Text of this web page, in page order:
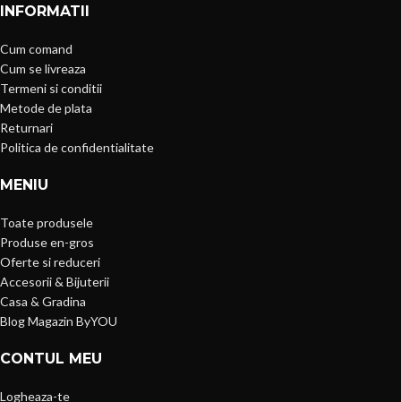
INFORMATII
Cum comand
Cum se livreaza
Termeni si conditii
Metode de plata
Returnari
Politica de confidentialitate
MENIU
Toate produsele
Produse en-gros
Oferte si reduceri
Accesorii & Bijuterii
Casa & Gradina
Blog Magazin ByYOU
CONTUL MEU
Logheaza-te